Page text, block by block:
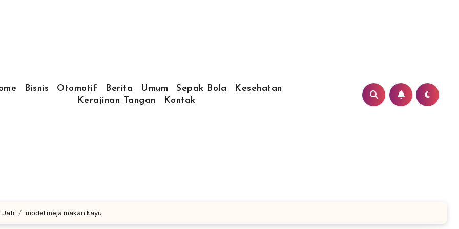
Bisnis Otomotif Berita Umum Sepak Bola
Kesehatan
Kerajinan Tangan
Kontak
Jati model meja makan kayu